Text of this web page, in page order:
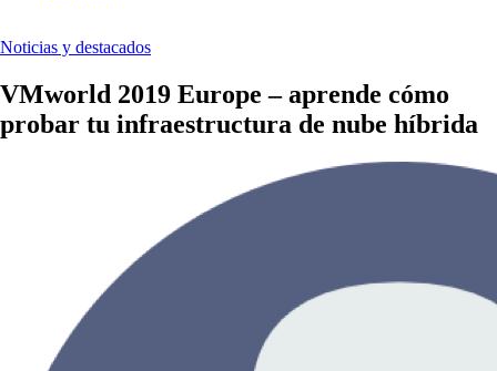
Noticias y destacados
VMworld 2019 Europe – aprende cómo
probar tu infraestructura de nube híbrida